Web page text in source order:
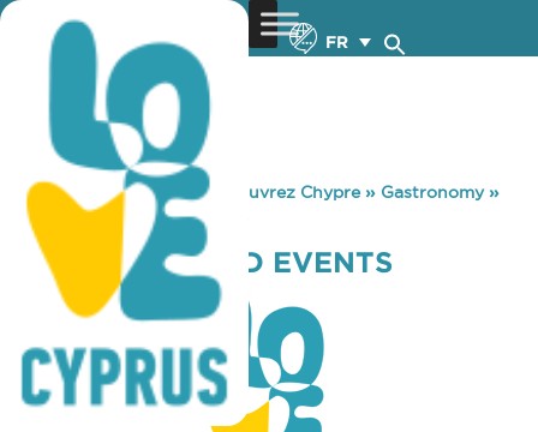
FR
You are here: Home »Découvrez Chypre» Gastronomy»
THE NOVEL YARD EVENTS
THE NOVEL YARD EVENTS